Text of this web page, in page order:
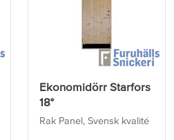
Ekonomidörr Starfors
18°
Rak Panel, Svensk kvalité